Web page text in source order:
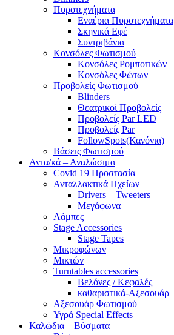
Πυροτεχνήματα
Εναέρια Πυροτεχνήματα
Σκηνικά Εφέ
Συντριβάνια
Κονσόλες Φωτισμού
Κονσόλες Ρομποτικών
Κονσόλες Φώτων
Προβολείς Φωτισμού
Blinders
Θεατρικοί Προβολείς
Προβολείς Par LED
Προβολείς Par
FollowSpots(Κανόνια)
Βάσεις Φωτισμού
Αντα/κά – Αναλώσιμα
Covid 19 Προστασία
Ανταλλακτικά Ηχείων
Drivers – Tweeters
Μεγάφωνα
Λάμπες
Stage Accessories
Stage Tapes
Μικροφώνων
Μικτών
Turntables accessories
Βελόνες / Κεφαλές
καθαριστικά-Αξεσουάρ
Αξεσουάρ Φωτισμού
Υγρά Special Effects
Καλώδια – Βύσματα